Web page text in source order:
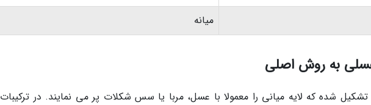
میانه
به روش اصلی
شده که لایه میانی را معمولا با عسل، مربا یا سس شکلات پر می نمایند. در